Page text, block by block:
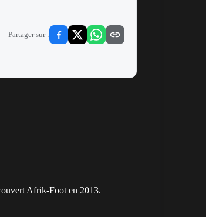
Partager sur :
Afrik-Foot en 2013.